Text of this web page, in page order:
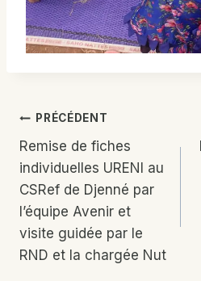
Navigation
De
L’article
PRÉCÉDENT
Remise de fiches
individuelles URENI au
CSRef de Djenné par
l’équipe Avenir et
visite guidée par le
RND et la chargée Nut